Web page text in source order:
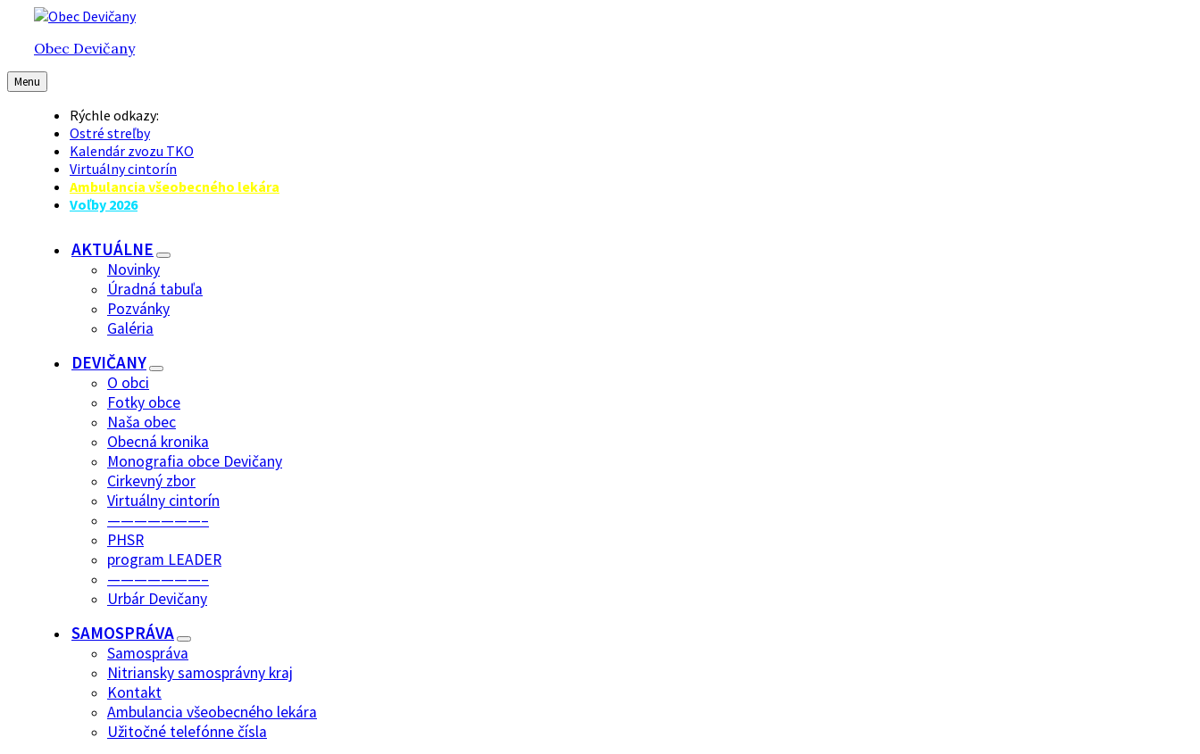
Preskočiť
obsah
Preskočiť
hlavnú
navigáciu
Preskočiť
pätičkuObec Devičany
Menu
Rýchle odkazy:
Ostré streľby
Kalendár zvozu TKO
Virtuálny cintorín
Ambulancia všeobecného lekára
Voľby 2026
AKTUÁLNE
Novinky
Úradná tabuľa
Pozvánky
Galéria
DEVIČANY
O obci
Fotky obce
Naša obec
Obecná kronika
Monografia obce Devičany
Cirkevný zbor
Virtuálny cintorín
———————–
PHSR
program LEADER
———————–
Urbár Devičany
SAMOSPRÁVA
Samospráva
Nitriansky samosprávny kraj
Kontakt
Ambulancia všeobecného lekára
Užitočné telefónne čísla